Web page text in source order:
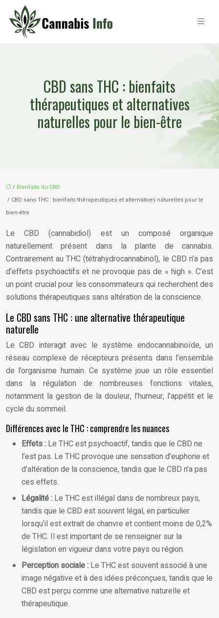
CBD sans THC : bienfaits
thérapeutiques et alternatives
naturelles pour le bien-être
/ Bienfaits du CBD
/ CBD sans THC : bienfaits thérapeutiques et alternatives naturelles pour le
bien-être
Le CBD (cannabidiol) est un composé organique
naturellement présent dans la plante de cannabis.
Contrairement au THC (tétrahydrocannabinol), le CBD n’a pas
d’effets psychoactifs et ne provoque pas de « high ». C’est
un point crucial pour les consommateurs qui recherchent des
solutions thérapeutiques sans altération de la conscience.
Le CBD sans THC : une alternative thérapeutique
naturelle
Le CBD interagit avec le système endocannabinoïde, un
réseau complexe de récepteurs présents dans l’ensemble
de l’organisme humain. Ce système joue un rôle essentiel
dans la régulation de nombreuses fonctions vitales,
notamment la gestion de la douleur, l’humeur, l’appétit et le
cycle du sommeil.
Différences avec le THC : comprendre les nuances
Effets : Le THC est psychoactif, tandis que le CBD ne
l’est pas. Le THC provoque une sensation d’euphorie et
d’altération de la conscience, tandis que le CBD n’a pas
ces effets.
Légalité : Le THC est illégal dans de nombreux pays,
tandis que le CBD est souvent légal, en particulier
lorsqu’il est extrait de chanvre et contient moins de 0,2%
de THC. Il est important de se renseigner sur la
législation en vigueur dans votre pays ou région.
Perception sociale : Le THC est souvent associé à une
image négative et à des idées préconçues, tandis que le
CBD est perçu comme une alternative naturelle et
thérapeutique.